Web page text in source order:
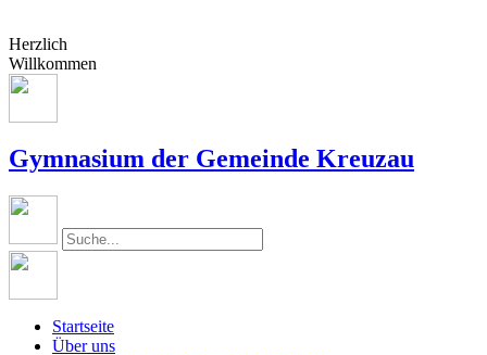
Herzlich
Willkommen
Gymnasium der Gemeinde Kreuzau
Startseite
Über uns